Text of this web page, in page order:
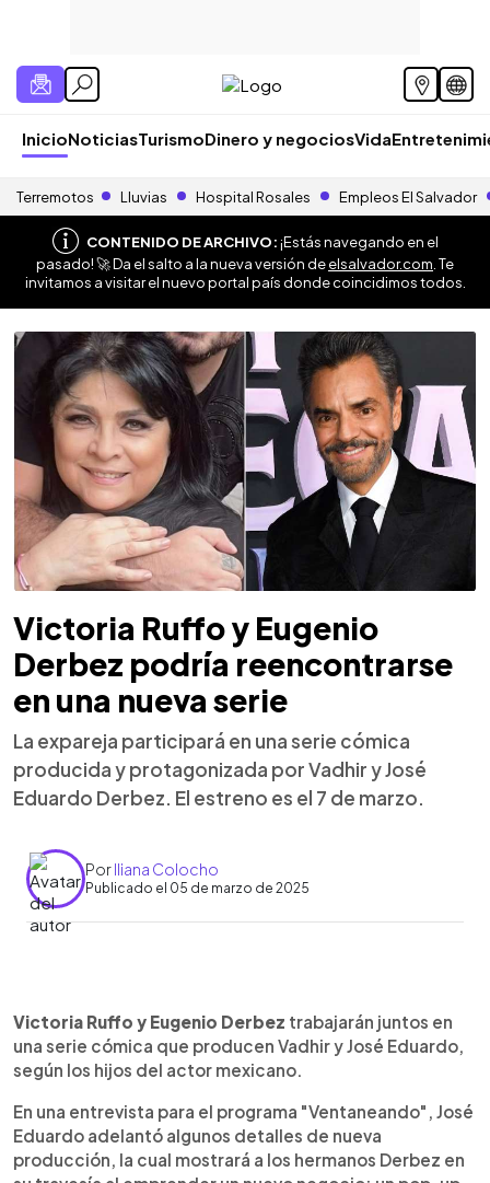
InicioNoticiasTurismoDinero y negociosVida
Terremotos Lluvias Hospital Rosales Empleos El Salvador
CONTENIDO DE ARCHIVO:¡Estás navegando en el
pasado! 🚀 Da el salto a la nueva versión deelsalvador.com . Te
invitamos a visitar el nuevo portal país donde coincidimos todos.
Victoria Ruffo y Eugenio
Derbez podría reencontrarse
en una nueva serie
La expareja participará en una serie cómica
producida y protagonizada por Vadhir y José
Eduardo Derbez. El estreno es el 7 de marzo.
PorIliana Colocho
Publicado el 05 de marzo de 2025
► Escuchar artículo
Victoria Ruffo y Eugenio Derbez trabajarán juntos en
una serie cómica que producen Vadhir y José Eduardo,
según los hijos del actor mexicano.
En una entrevista para el programa "Ventaneando", José
Eduardo adelantó algunos detalles de nueva
producción, la cual mostrará a los hermanos Derbez en